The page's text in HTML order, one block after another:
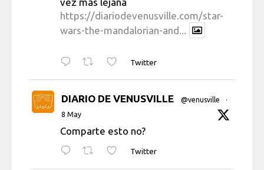
vez más lejana
https://diariodevenusville.com/star-
wars-the-mandalorian-and...
Twitter
DIARIO DE VENUSVILLE @venusville
·
8 May
Comparte esto no?
Twitter